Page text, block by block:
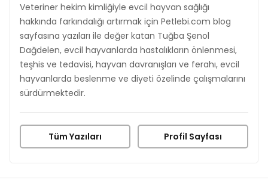
Veteriner hekim kimliğiyle evcil hayvan sağlığı
hakkında farkındalığı artırmak için Petlebi.com blog
sayfasına yazıları ile değer katan Tuğba Şenol
Dağdelen, evcil hayvanlarda hastalıkların önlenmesi,
teşhis ve tedavisi, hayvan davranışları ve ferahı, evcil
hayvanlarda beslenme ve diyeti özelinde çalışmalarını
sürdürmektedir.
Tüm Yazıları Profil Sayfası